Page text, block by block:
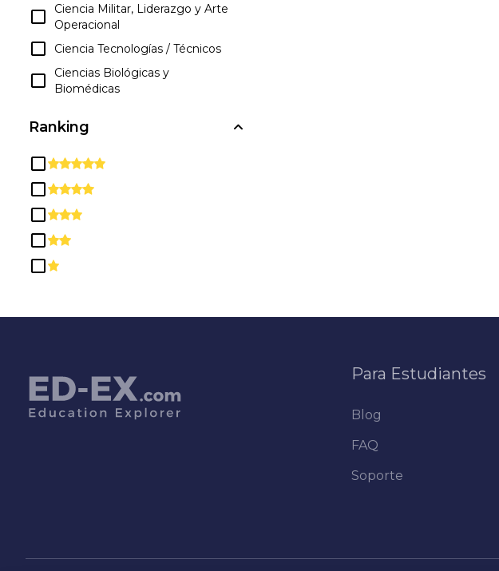
Ciencia Militar, Liderazgo y Arte
Operacional
Ciencia Tecnologías / Técnicos
Ciencias Biológicas y
Biomédicas
Consumidor / Ciencias
Ciencias Físicas
Ciencias Sociales
Comunicación, Periodismo y
Programas Relacionados
Relacionados con la Salud
Género y Grupales
Estudios Multi /
Interdisciplinarios
Ranking
Para Estudiantes
Blog
FAQ
Soporte